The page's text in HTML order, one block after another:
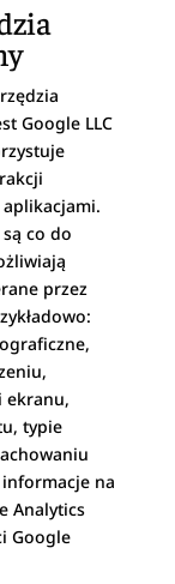
Google LLC
co do
przez
ekranu,
typie
informacje na
Analytics
Google